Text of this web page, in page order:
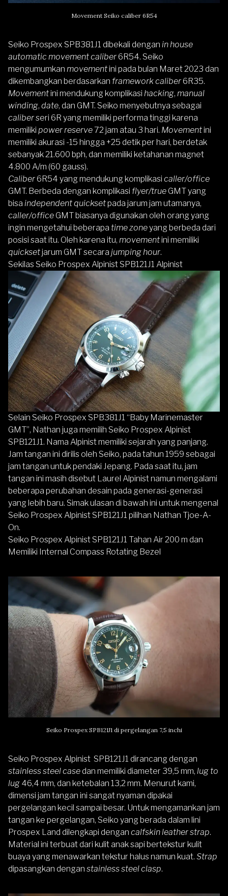
Movement Seiko caliber 6R54
Seiko Prospex SPB381J1 dibekali dengan in house
automatic movement caliber6R54. Seiko
mengumumkan movementini pada bulan Maret 2023 dan
dikembangkan berdasarkan frameworkcaliber6R35.
Movementini mendukung komplikasi hacking, manual
winding, date, dan GMT. Seiko menyebutnya sebagai
caliberseri 6R yang memiliki performa tinggi karena
memiliki power reserve72 jam atau 3 hari. Movementini
memiliki akurasi -15 hingga +25 detik per hari, berdetak
sebanyak 21.600 bph, dan memiliki ketahanan magnet
4.800 A/m (60 gauss).
Caliber6R54 yang mendukung komplikasi caller/office
GMT. Berbeda dengan komplikasi flyer/trueGMT yang
bisa independent quicksetpada jarum jam utamanya,
caller/officeGMT biasanya digunakan oleh orang yang
ingin mengetahui beberapa time zoneyang berbeda dari
posisi saat itu. Oleh karena itu, movementini memiliki
quicksetjarum GMT secara jumping hour.
Sekilas Seiko Prospex Alpinist SPB121J1 Alpinist
Selain Seiko Prospex SPB381J1 “Baby Marinemaster
GMT”, Nathan juga memilih Seiko Prospex Alpinist
SPB121J1. Nama Alpinist memiliki sejarah yang panjang.
Jam tangan ini dirilis oleh Seiko, pada tahun 1959 sebagai
jam tangan untuk pendaki Jepang. Pada saat itu, jam
tangan ini masih disebut Laurel Alpinist namun mengalami
beberapa perubahan desain pada generasi-generasi
yang lebih baru. Simak ulasan di bawah ini untuk mengenal
Seiko Prospex Alpinist SPB121J1 pilihan Nathan Tjoe-A-
On.
Seiko Prospex Alpinist SPB121J1 Tahan Air 200 m dan
Memiliki Internal Compass Rotating Bezel
Seiko Prospex SPB121J1 di pergelangan 7,5 inchi
Seiko Prospex Alpinist SPB121J1 dirancang dengan
stainless steel casedan memiliki diameter 39,5 mm, lug to
lug 46,4 mm, dan ketebalan 13,2 mm. Menurut kami,
dimensi jam tangan ini sangat nyaman dipakai
pergelangan kecil sampai besar. Untuk mengamankan jam
tangan ke pergelangan, Seiko yang berada dalam lini
Prospex Land dilengkapi dengan calfskin leather strap.
Material ini terbuat dari kulit anak sapi bertekstur kulit
buaya yang menawarkan tekstur halus namun kuat. Strap
dipasangkan dengan stainless steel clasp.